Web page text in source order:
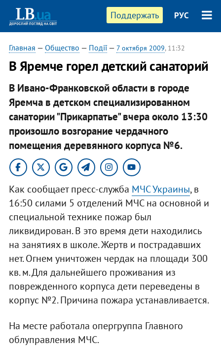
Поддержать РУС
Главная — Общество — Події— 7 октября 2009, 11:32
В Яремче горел детский санаторий
В Ивано-Франковской области в городе
Яремча в детском специализированном
санатории "Прикарпатье" вчера около 13:30
произошло возгорание чердачного
помещения деревянного корпуса №6.
Как сообщает пресс-служба МЧС Украины, в
16:50 силами 5 отделений МЧС на основной и
специальной технике пожар был
ликвидирован. В это время дети находились
на занятиях в школе. Жертв и пострадавших
нет. Огнем уничтожен чердак на площади 300
кв. м. Для дальнейшего проживания из
поврежденного корпуса дети переведены в
корпус №2. Причина пожара устанавливается.
На месте работала опергруппа Главного
облуправления МЧС.